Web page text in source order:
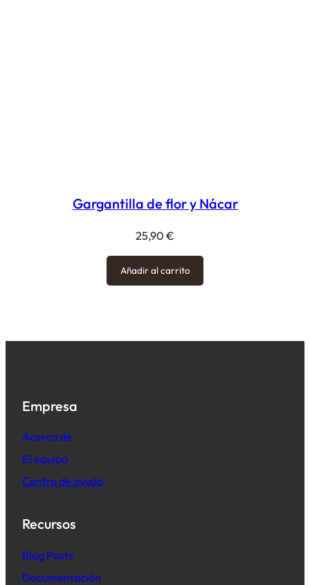
Gargantilla de flor y Nácar
25,90 €
Añadir al carrito
Empresa
Acerca de
El equipo
Centro de ayuda
Recursos
Blog Posts
Documentación